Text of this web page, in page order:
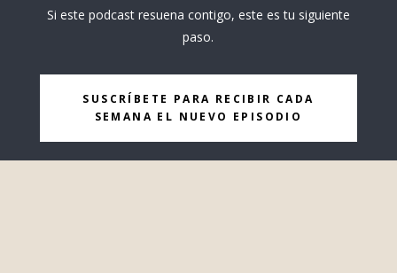
Si este podcast resuena contigo, este es tu siguiente
paso.
SUSCRÍBETE PARA RECIBIR CADA
SEMANA EL NUEVO EPISODIO